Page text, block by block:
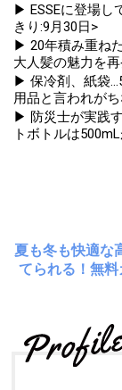
▶ ESSEに登場し
きり:9月30日>
▶ 20年積み重ね
大人髪の魅力を再
▶ 保冷剤、紙袋
用品と言われが
▶ 防災士が実践
トボトルは
夏も冬も快適な
てられる！無